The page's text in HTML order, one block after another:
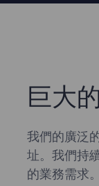
巨大
我們的廣泛
址。我們持
的業務需求